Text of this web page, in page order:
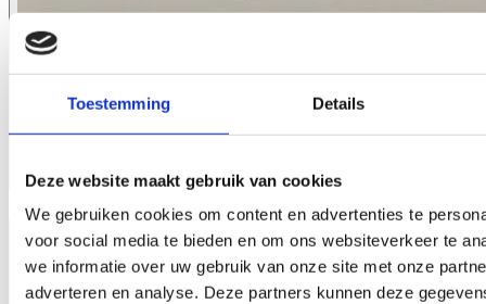
Toestemming Details
Deze website maakt gebruik van cookies
We gebruiken cookies om content en advertenties te
voor social media te bieden en om ons websiteverkeer te
we informatie over uw gebruik van onze site met onze
adverteren en analyse. Deze partners kunnen deze
8025.11